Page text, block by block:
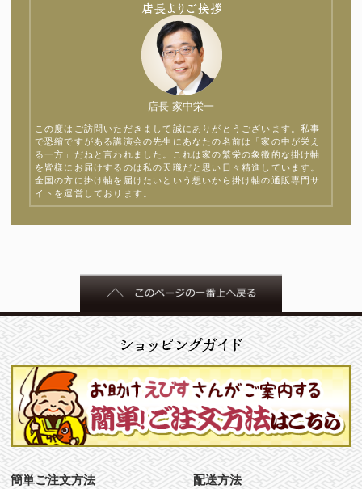
店長 家中栄一
この度はご訪問いただきまして誠にありがとうございます。私事
で恐縮ですがある講演会の先生にあなたの名前は「家の中が栄え
る一方」だねと言われました。これは家の繁栄の象徴的な掛け軸
を皆様にお届けするのは私の天職だと思い日々精進しています。
全国の方に掛け軸を届けたいという想いから掛け軸の通販専門サ
イトを運営しております。
簡単ご注文方法 配送方法